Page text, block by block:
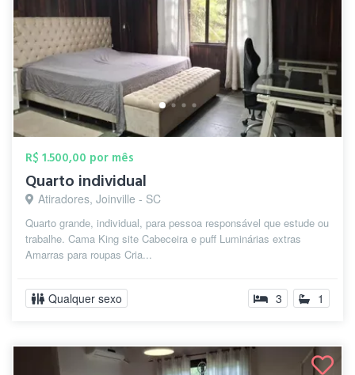
R$ 1.500,00 por mês
Quarto individual
Atiradores, Joinville - SC
Quarto grande, individual, para pessoa responsável que estude ou
trabalhe. Cama King site Cabeceira e puff Luminárias extras
Amarras para roupas Cria...
Qualquer sexo 3 1